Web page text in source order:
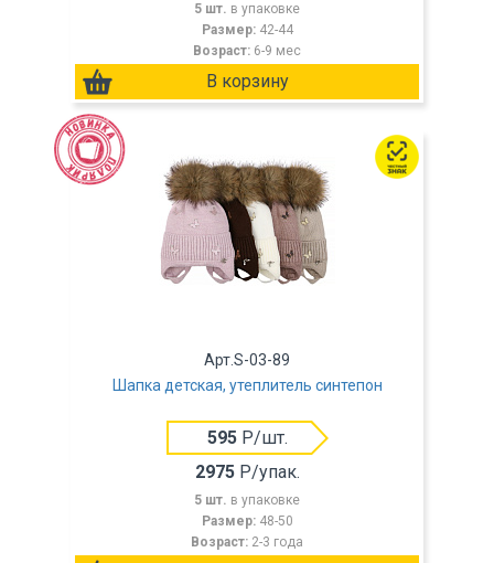
5 шт. в упаковке
Размер: 42-44
Возраст: 6-9 мес
Арт.S-03-89
Шапка детская, утеплитель синтепон
595Р/шт.
2975Р/упак.
5 шт. в упаковке
Размер: 48-50
Возраст: 2-3 года